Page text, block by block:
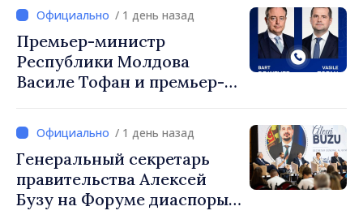
/ 1 день назад
Премьер-министр
Республики Молдова
Василе Тофан и премьер-
Вевер обсудили
европейский путь
Республики Молдова
/ 1 день назад
Генеральный секретарь
правительства Алексей
Бузу на Форуме диаспоры: